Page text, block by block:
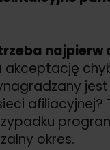
najpierw
akceptację
afiliacyjnej?
okres.